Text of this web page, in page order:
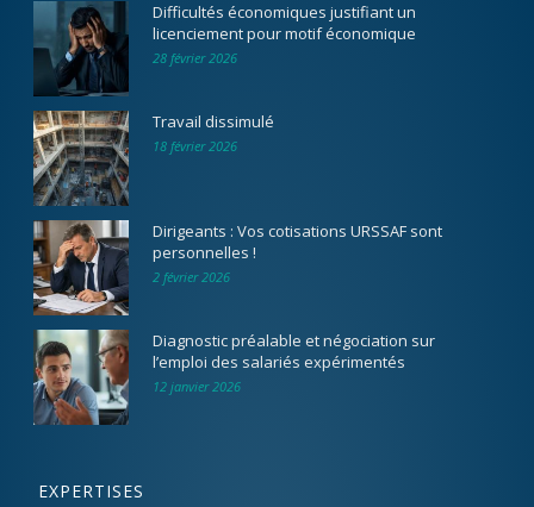
Difficultés économiques justifiant un
licenciement pour motif économique
28 février 2026
Travail dissimulé
18 février 2026
Dirigeants : Vos cotisations URSSAF sont
personnelles !
2 février 2026
Diagnostic préalable et négociation sur
l’emploi des salariés expérimentés
12 janvier 2026
EXPERTISES